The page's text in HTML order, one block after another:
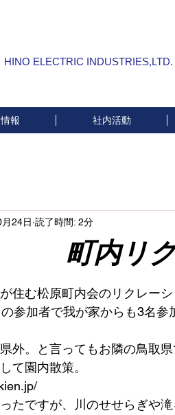
HINO ELECTRIC INDUSTRIES,LTD.
報 社内活動
クレ
24日 読了時間: 2分
評価されています。
住む松原町内会のリクレーシ
参加者で我が家からも3名参
外。と言ってもお隣の鳥取県
て園内散策。
たですが、川のせせらぎや